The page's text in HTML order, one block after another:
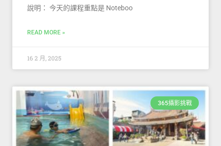
說明： 今天的課程重點是 Noteboo
READ MORE »
16 2 月, 2025
365攝影挑戰